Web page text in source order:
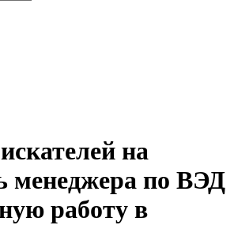
на
менеджера по ВЭД
работу в